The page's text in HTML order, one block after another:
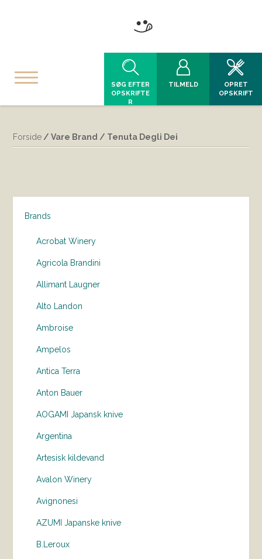
SØG EFTER
OPSKRIFTE
R
TILMELD
OPRET
OPSKRIFT
Forside / Vare Brand / Tenuta Degli Dei
Brands
Acrobat Winery
Agricola Brandini
Allimant Laugner
Alto Landon
Ambroise
Ampelos
Antica Terra
Anton Bauer
AOGAMI Japansk knive
Argentina
Artesisk kildevand
Avalon Winery
Avignonesi
AZUMI Japanske knive
B.Leroux